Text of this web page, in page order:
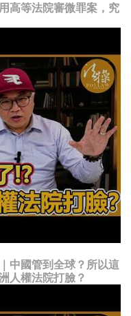
高等法院審微罪案，究
中國管到全球？所以這
人權法院打臉？